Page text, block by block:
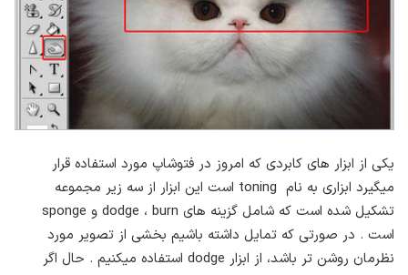
یکی از ابزار های کابردی که امروز در فتوشاپ مورد استفاده قرار
میگیرد ابزاری به نام toning است این ابزار از سه زیر مجموعه
است . در صورتی که تمایل داشته باشیم بخشی از تصویر مورد
نظرمان روشن تر باشد، از ابزار dodge استفاده میکنیم . حال اگر